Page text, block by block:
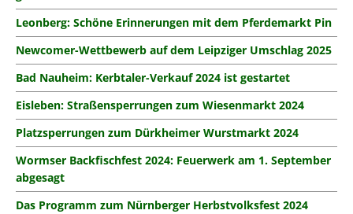
Leonberg: Schöne Erinnerungen mit dem Pferdemarkt Pin
Newcomer-Wettbewerb auf dem Leipziger Umschlag 2025
Bad Nauheim: Kerbtaler-Verkauf 2024 ist gestartet
Eisleben: Straßensperrungen zum Wiesenmarkt 2024
Platzsperrungen zum Dürkheimer Wurstmarkt 2024
Wormser Backfischfest 2024: Feuerwerk am 1. September
abgesagt
Das Programm zum Nürnberger Herbstvolksfest 2024